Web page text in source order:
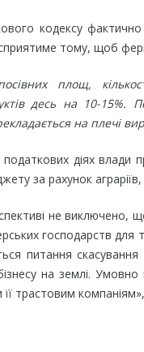
кодексу
тому, щоб
площ,
десь на 10-15%.
на плечі
діях влади
за рахунок
не
господарств
питання
на землі. Умовно
трастовим